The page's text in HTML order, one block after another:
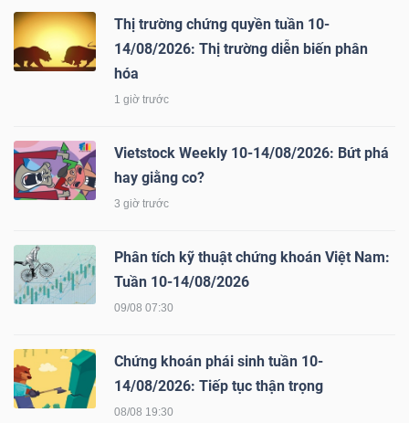
Thị trường chứng quyền tuần 10-
14/08/2026: Thị trường diễn biến phân
hóa
1 giờ trước
Vietstock Weekly 10-14/08/2026: Bứt phá
hay giằng co?
3 giờ trước
Phân tích kỹ thuật chứng khoán Việt Nam:
Tuần 10-14/08/2026
09/08 07:30
Chứng khoán phái sinh tuần 10-
14/08/2026: Tiếp tục thận trọng
08/08 19:30
DỊCH
VỤ
TRUYỀN
ĐỘNG
SẢN